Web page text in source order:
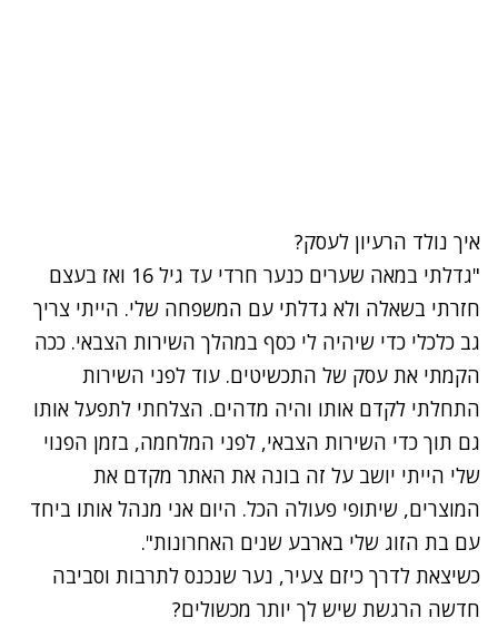
איך נולד הרעיון לעסק?
"גדלתי במאה שערים כנער חרדי עד גיל 16 ואז בעצם
חזרתי בשאלה ולא גדלתי עם המשפחה שלי. הייתי צריך
גב כלכלי כדי שיהיה לי כסף במהלך השירות הצבאי. ככה
הקמתי את עסק של התכשיטים. עוד לפני השירות
התחלתי לקדם אותו והיה מדהים. הצלחתי לתפעל אותו
גם תוך כדי השירות הצבאי, לפני המלחמה, בזמן הפנוי
שלי הייתי יושב על זה בונה את האתר מקדם את
המוצרים, שיתופי פעולה הכל. היום אני מנהל אותו ביחד
עם בת הזוג שלי בארבע שנים האחרונות".
כשיצאת לדרך כיזם צעיר, נער שנכנס לתרבות וסביבה
חדשה הרגשת שיש לך יותר מכשולים?